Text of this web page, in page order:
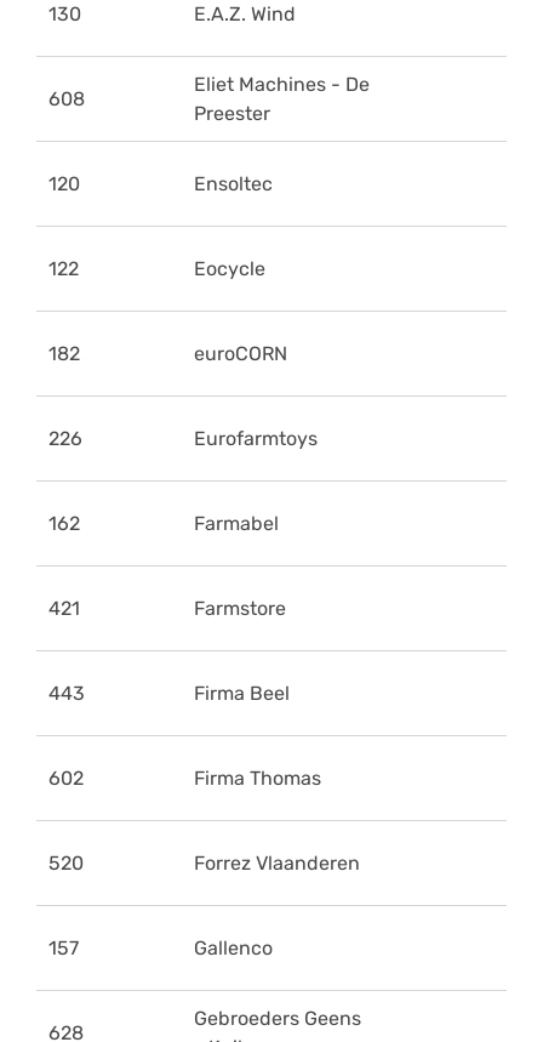
130 E.A.Z. Wind
608
Eliet Machines - De
Preester
120 Ensoltec
122 Eocycle
182 euroCORN
226 Eurofarmtoys
162 Farmabel
421 Farmstore
443 Firma Beel
602 Firma Thomas
520 Forrez Vlaanderen
157 Gallenco
628
Gebroeders Geens